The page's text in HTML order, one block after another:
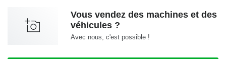
Vous vendez des machines et des
véhicules ?
Avec nous, c'est possible !